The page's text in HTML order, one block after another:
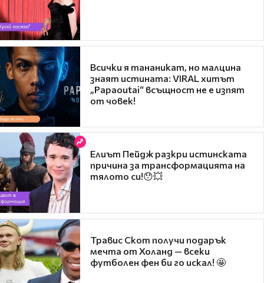
Всички я тананикат, но малцина
знаят истината: VIRAL хитът
„Papaoutai“ всъщност не е изпят
от човек!
Елиът Пейдж разкри истинската
причина за трансформацията на
тялото си!😯💥
Травис Скот получи подарък
мечта от Холанд — всеки
футболен фен би го искал! 🤩